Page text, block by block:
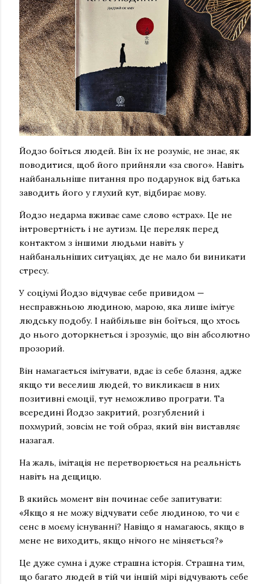
Йодзо боїться людей. Він їх не розуміє, не знає, як
поводитися, щоб його прийняли «за свого». Навіть
найбанальніше питання про подарунок від батька
заводить його у глухий кут, відбирає мову.
Йодзо недарма вживає саме слово «страх». Це не
інтровертність і не аутизм. Це переляк перед
контактом з іншими людьми навіть у
найбанальніших ситуаціях, де не мало би виникати
стресу.
У соціумі Йодзо відчуває себе привидом —
несправжньою людиною, марою, яка лише імітує
людську подобу. І найбільше він боїться, що хтось
до нього доторкнеться і зрозуміє, що він абсолютно
прозорий.
Він намагається імітувати, вдає із себе блазня, адже
якщо ти веселиш людей, то викликаєш в них
позитивні емоції, тут неможливо програти. Та
всередині Йодзо закритий, розгублений і
похмурий, зовсім не той образ, який він виставляє
назагал.
На жаль, імітація не перетворюється на реальність
навіть на дещицю.
В якийсь момент він починає себе запитувати:
«Якщо я не можу відчувати себе людиною, то чи є
сенс в моєму існуванні? Навіщо я намагаюсь, якщо в
мене не виходить, якщо нічого не міняється?»
Це дуже сумна і дуже страшна історія. Страшна тим,
що багато людей в тій чи іншій мірі відчувають себе